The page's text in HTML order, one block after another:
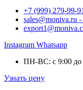
+7 (999) 279-99-91
sales@moniva.ru
Instagram Whatsapp
ПН-ВС: с 9:00 до
Узнать цену